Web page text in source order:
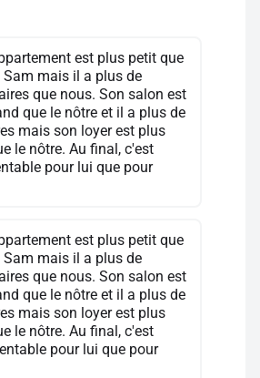
est plus petit que
Sam mais il a plus de
que nous. Son salon est
que le nôtre et il a plus de
mais son loyer est plus
le nôtre. Au final, c'est
pour lui que pour
est plus petit que
Sam mais il a plus de
que nous. Son salon est
que le nôtre et il a plus de
mais son loyer est plus
le nôtre. Au final, c'est
pour lui que pour